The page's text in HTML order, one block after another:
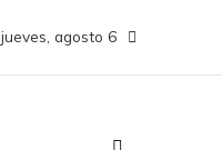
jueves, agosto 6